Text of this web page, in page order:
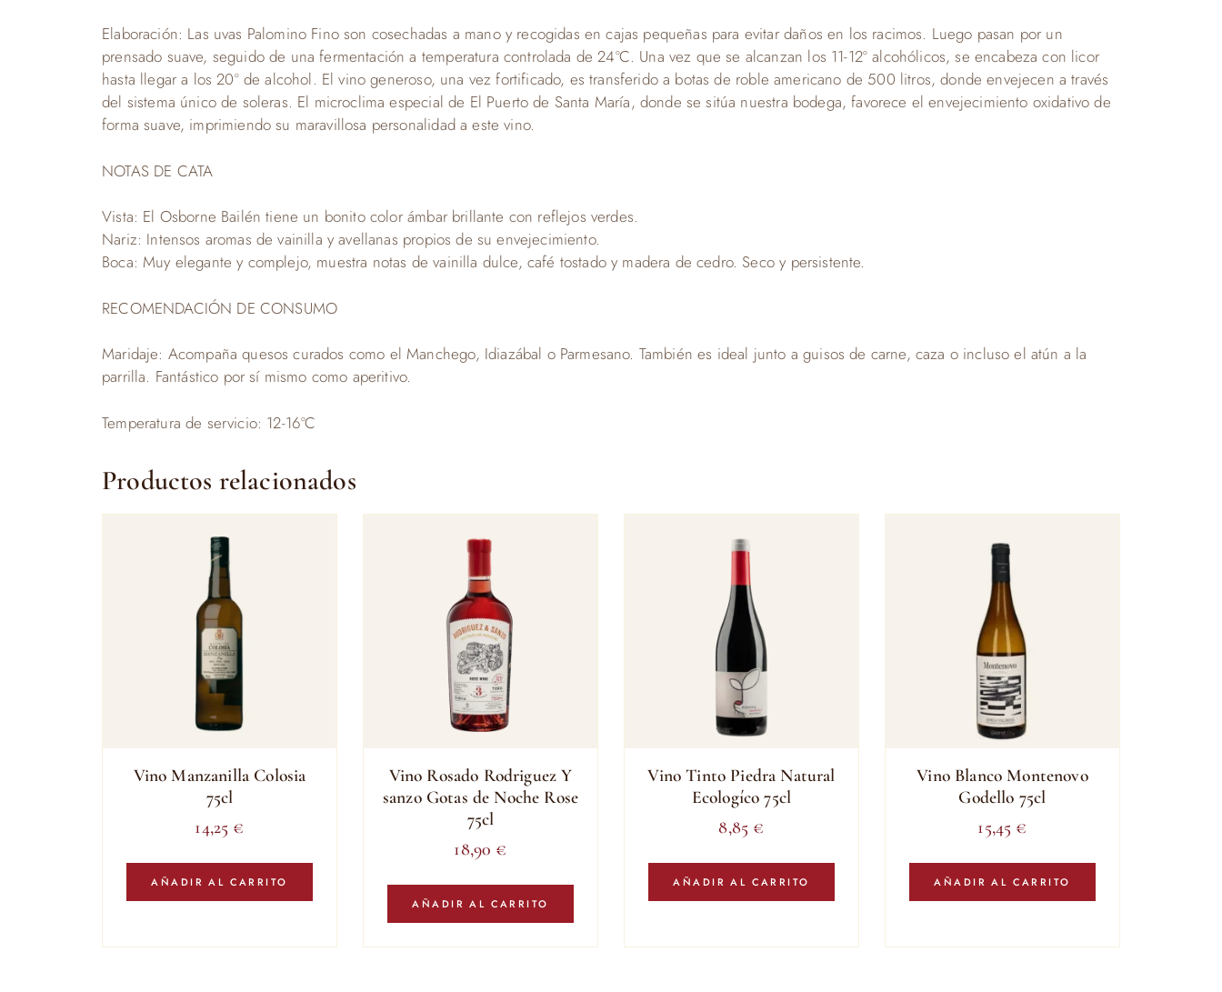
Elaboración: Las uvas Palomino Fino son cosechadas a mano y recogidas en cajas pequeñas para evitar daños en los racimos. Luego pasan por un
prensado suave, seguido de una fermentación a temperatura controlada de 24ºC. Una vez que se alcanzan los 11-12º alcohólicos, se encabeza con licor
hasta llegar a los 20º de alcohol. El vino generoso, una vez fortificado, es transferido a botas de roble americano de 500 litros, donde envejecen a través
del sistema único de soleras. El microclima especial de El Puerto de Santa María, donde se sitúa nuestra bodega, favorece el envejecimiento oxidativo de
forma suave, imprimiendo su maravillosa personalidad a este vino.
NOTAS DE CATA
Vista: El Osborne Bailén tiene un bonito color ámbar brillante con reflejos verdes.
Nariz: Intensos aromas de vainilla y avellanas propios de su envejecimiento.
Boca: Muy elegante y complejo, muestra notas de vainilla dulce, café tostado y madera de cedro. Seco y persistente.
RECOMENDACIÓN DE CONSUMO
Maridaje: Acompaña quesos curados como el Manchego, Idiazábal o Parmesano. También es ideal junto a guisos de carne, caza o incluso el atún a la
parrilla. Fantástico por sí mismo como aperitivo.
Temperatura de servicio: 12-16ºC
Productos relacionados
Vino Manzanilla Colosia
75cl
14,25 €
AÑADIR AL CARRITO
Vino Rosado Rodriguez Y
sanzo Gotas de Noche Rose
75cl
18,90 €
AÑADIR AL CARRITO
Vino Tinto Piedra Natural
Ecologíco 75cl
8,85 €
AÑADIR AL CARRITO
Vino Blanco Montenovo
Godello 75cl
15,45 €
AÑADIR AL CARRITO